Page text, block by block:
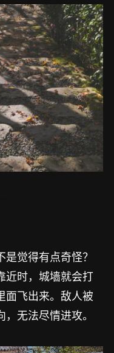
觉得有点奇怪？
近时，城墙就会打
面飞出来。敌人被
无法尽情进攻。